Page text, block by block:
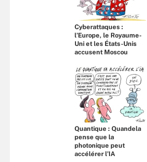
Cyberattaques :
l’Europe, le Royaume-
Uni et les États-Unis
accusent Moscou
Quantique : Quandela
pense que la
photonique peut
accélérer l’IA